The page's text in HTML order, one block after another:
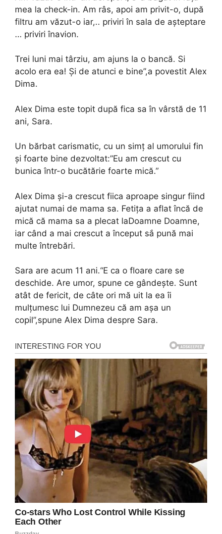
mea la check-in. Am râs, apoi am privit-o, după
filtru am văzut-o iar,.. priviri în sala de așteptare
… priviri înavion.
Trei luni mai târziu, am ajuns la o bancă. Si
acolo era ea! Și de atunci e bine”,a povestit Alex
Dima.
Alex Dima este topit după fica sa în vârstă de 11
ani, Sara.
Un bărbat carismatic, cu un simț al umorului fin
și foarte bine dezvoltat:”Eu am crescut cu
bunica într-o bucătărie foarte mică.”
Alex Dima și-a crescut fiica aproape singur fiind
ajutat numai de mama sa. Fetiţa a aflat încă de
mică că mama sa a plecat laDoamne Doamne,
iar când a mai crescut a început sắ pună mai
multe întrebări.
Sara are acum 11 ani.“E ca o floare care se
deschide. Are umor, spune ce gândește. Sunt
atât de fericit, de câte ori mă uit la ea îi
mulțumesc lui Dumnezeu că am așa un
copil”,spune Alex Dima despre Sara.